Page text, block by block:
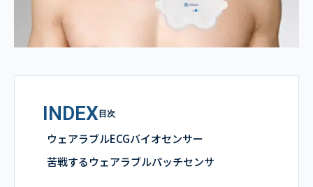
INDEX目次
ウェアラブルECGバイオセンサー
苦戦するウェアラブルパッチセンサ